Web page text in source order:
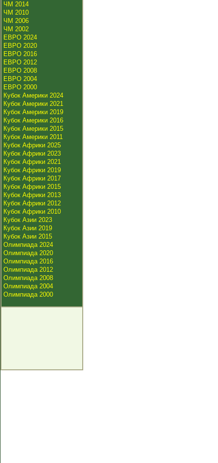
ЧМ 2014
ЧМ 2010
ЧМ 2006
ЧМ 2002
ЕВРО 2024
ЕВРО 2020
ЕВРО 2016
ЕВРО 2012
ЕВРО 2008
ЕВРО 2004
ЕВРО 2000
Кубок Америки 2024
Кубок Америки 2021
Кубок Америки 2019
Кубок Америки 2016
Кубок Америки 2015
Кубок Америки 2011
Кубок Африки 2025
Кубок Африки 2023
Кубок Африки 2021
Кубок Африки 2019
Кубок Африки 2017
Кубок Африки 2015
Кубок Африки 2013
Кубок Африки 2012
Кубок Африки 2010
Кубок Азии 2023
Кубок Азии 2019
Кубок Азии 2015
Олимпиада 2024
Олимпиада 2020
Олимпиада 2016
Олимпиада 2012
Олимпиада 2008
Олимпиада 2004
Олимпиада 2000